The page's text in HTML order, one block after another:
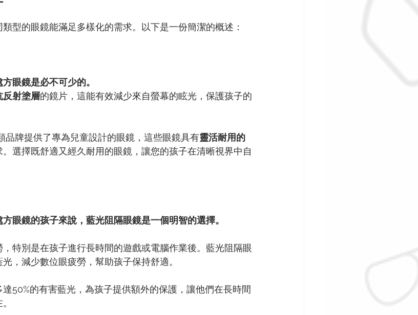
型的眼鏡能滿足多樣化的需求。以下是一份簡潔的概述：
眼鏡是必不可少的。
反射塗層的鏡片，這能有效減少來自螢幕的眩光，保護孩子的
品牌提供了專為兒童設計的眼鏡，這些眼鏡具有靈活耐用的
。選擇既舒適又經久耐用的眼鏡，讓您的孩子在清晰視界中自
眼鏡的孩子來說，藍光阻隔眼鏡是一個明智的選擇。
特別是在孩子進行長時間的遊戲或電腦作業後。藍光阻隔眼
，減少數位眼疲勞，幫助孩子保持舒適。
50%的有害藍光，為孩子提供額外的保護，讓他們在長時間